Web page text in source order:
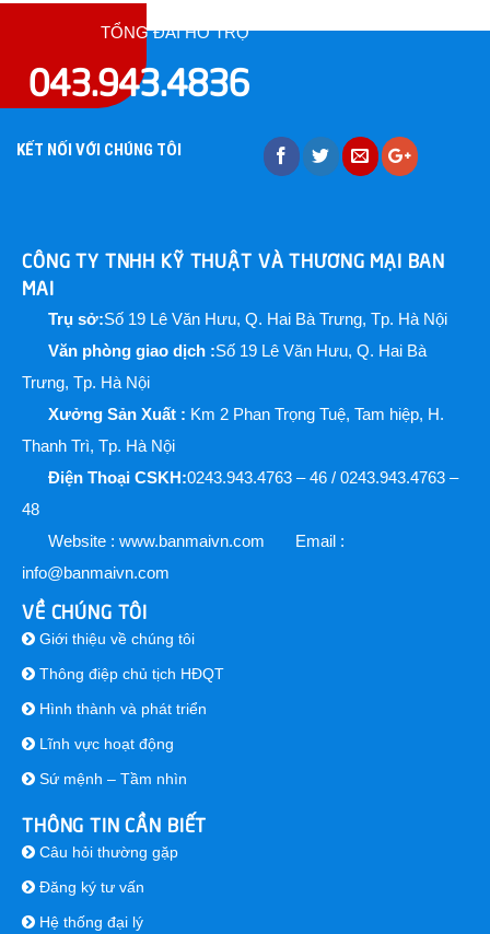
TỔNG ĐÀI HỖ TRỢ
043.943.4836
KẾT NỐI VỚI CHÚNG TÔI
CÔNG TY TNHH KỸ THUẬT VÀ THƯƠNG MẠI BAN
MAI
Trụ sở:Số 19 Lê Văn Hưu, Q. Hai Bà Trưng, Tp. Hà Nội
Văn phòng giao dịch :Số 19 Lê Văn Hưu, Q. Hai Bà
Trưng, Tp. Hà Nội
Xưởng Sản Xuất : Km 2 Phan Trọng Tuệ, Tam hiệp, H.
Thanh Trì, Tp. Hà Nội
Điện Thoại CSKH:0243.943.4763 – 46 / 0243.943.4763 –
48
Website : www.banmaivn.com
Email :
info@banmaivn.com
VỀ CHÚNG TÔI
Giới thiệu về chúng tôi
Thông điệp chủ tịch HĐQT
Hình thành và phát triển
Lĩnh vực hoạt động
Sứ mệnh – Tầm nhìn
THÔNG TIN CẦN BIẾT
Câu hỏi thường gặp
Đăng ký tư vấn
Hệ thống đại lý